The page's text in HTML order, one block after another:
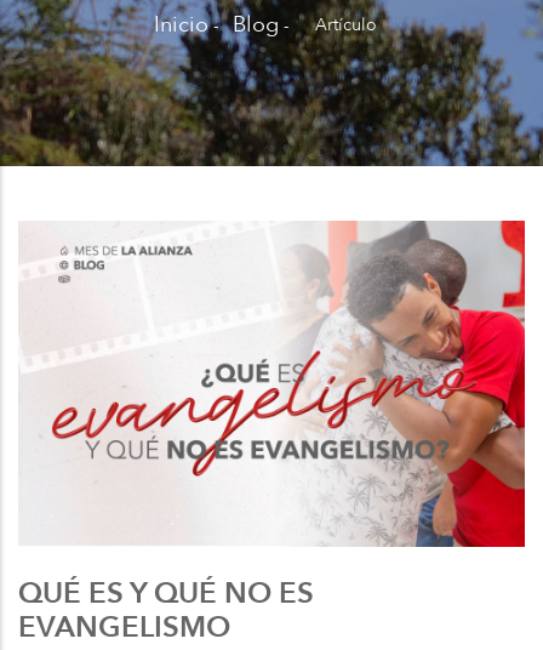
Sobrescribir
enlaces
de
ayuda
la
navegación
Inicio - Blog - Artículo
QUÉ ES Y QUÉ NO ES
EVANGELISMO